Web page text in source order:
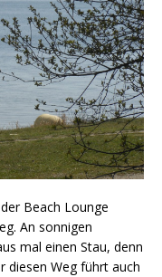
Beach Lounge
An sonnigen
mal einen Stau, denn
diesen Weg führt auch